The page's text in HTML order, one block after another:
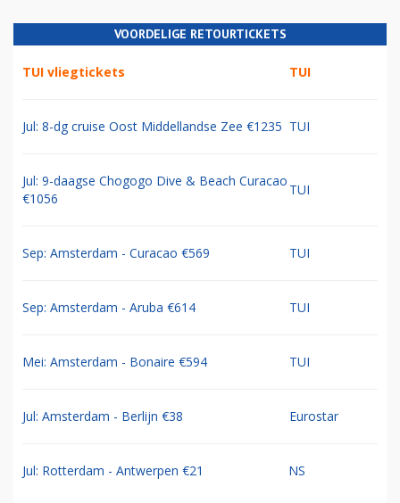
VOORDELIGE RETOURTICKETS
TUI vliegtickets TUI
Jul: 8-dg cruise Oost Middellandse Zee €1235 TUI
Jul: 9-daagse Chogogo Dive & Beach Curacao
€1056
TUI
Sep: Amsterdam - Curacao €569 TUI
Sep: Amsterdam - Aruba €614 TUI
Mei: Amsterdam - Bonaire €594 TUI
Jul: Amsterdam - Berlijn €38 Eurostar
Jul: Rotterdam - Antwerpen €21 NS